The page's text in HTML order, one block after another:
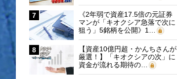
7
《2年弱で資産17.5倍の元証券
マンが「キオクシア急落で次に
狙う」5銘柄を公開》1…
8
【資産10億円超・かんちさんが
厳選！】「キオクシアの次」に
資金が流れる期待の…